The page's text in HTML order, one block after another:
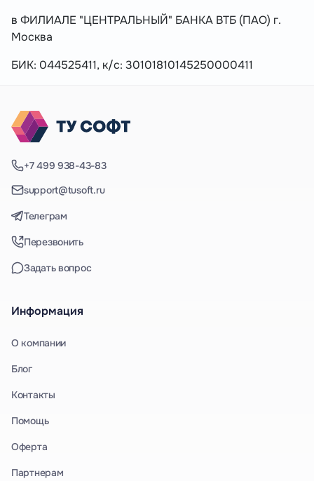
в ФИЛИАЛЕ "ЦЕНТРАЛЬНЫЙ" БАНКА ВТБ (ПАО) г.
Москва
БИК: 044525411, к/с: 30101810145250000411
+7 499 938-43-83
support@tusoft.ru
Телеграм
Перезвонить
Задать вопрос
Информация
О компании
Блог
Контакты
Помощь
Оферта
Партнерам